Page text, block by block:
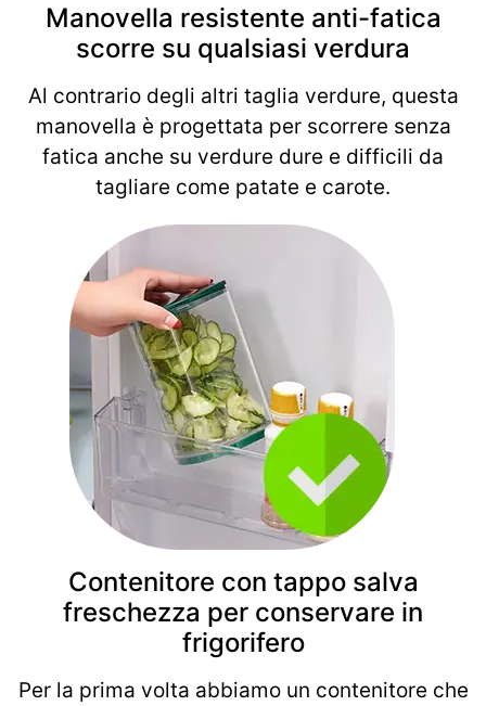
Manovella resistente anti-fatica
scorre su qualsiasi verdura
Al contrario degli altri taglia verdure, questa
manovella è progettata per scorrere senza
fatica anche su verdure dure e difficili da
tagliare come patate e carote.
Contenitore con tappo salva
freschezza per conservare in
frigorifero
Per la prima volta abbiamo un contenitore che